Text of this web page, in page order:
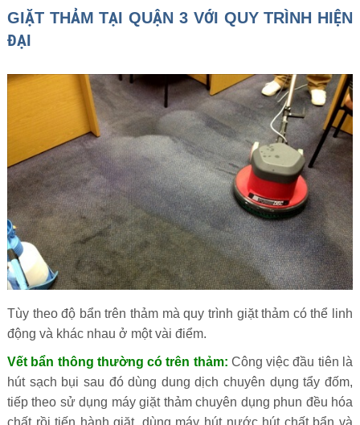
GIẶT THẢM TẠI QUẬN 3 VỚI QUY TRÌNH HIỆN
ĐẠI
Tùy theo độ bẩn trên thảm mà quy trình giặt thảm có thể linh
động và khác nhau ở một vài điểm.
Vết bẩn thông thường có trên thảm: Công việc đầu tiên là
hút sạch bụi sau đó dùng dung dịch chuyên dụng tẩy đốm,
tiếp theo sử dụng máy giặt thảm chuyên dụng phun đều hóa
chất rồi tiến hành giặt, dùng máy hút nước hút chất bẩn và